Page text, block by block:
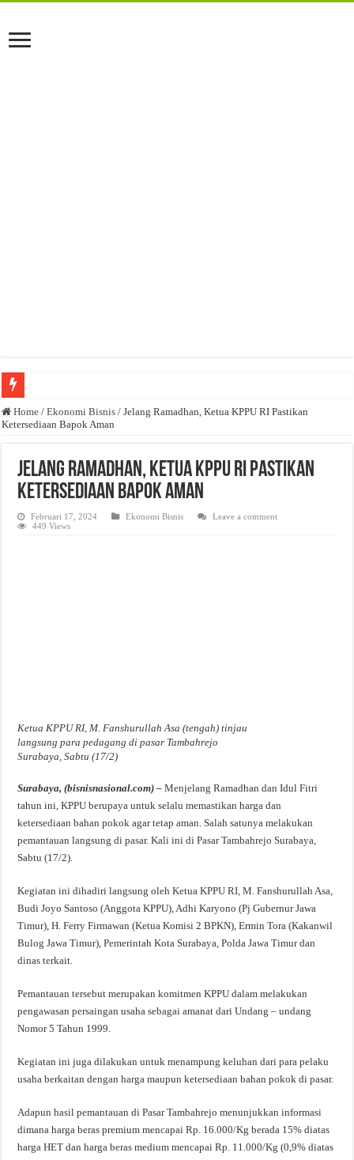
Anda butuh promosi usaha? Kontak ke Email redaksi@bisnisnasional.com
Dibutuhkan Marketing. Lamaran di-email ke redaksi@bisnisnasional.com
Home / Ekonomi Bisnis / Jelang Ramadhan, Ketua KPPU RI Pastikan
Ketersediaan Bapok Aman
Jelang Ramadhan, Ketua KPPU RI Pastikan
Ketersediaan Bapok Aman
Februari 17, 2024 Ekonomi Bisnis
Leave a comment
449 Views
Ketua KPPU RI, M. Fanshurullah Asa (tengah) tinjau
langsung para pedagang di pasar Tambahrejo
Surabaya, Sabtu (17/2)
Surabaya, (bisnisnasional.com) – Menjelang Ramadhan dan Idul Fitri
tahun ini, KPPU berupaya untuk selalu memastikan harga dan
ketersediaan bahan pokok agar tetap aman. Salah satunya melakukan
pemantauan langsung di pasar. Kali ini di Pasar Tambahrejo Surabaya,
Sabtu (17/2).
Kegiatan ini dihadiri langsung oleh Ketua KPPU RI, M. Fanshurullah Asa,
Budi Joyo Santoso (Anggota KPPU), Adhi Karyono (Pj Gubernur Jawa
Timur), H. Ferry Firmawan (Ketua Komisi 2 BPKN), Ermin Tora (Kakanwil
Bulog Jawa Timur), Pemerintah Kota Surabaya, Polda Jawa Timur dan
dinas terkait.
Pemantauan tersebut merupakan komitmen KPPU dalam melakukan
pengawasan persaingan usaha sebagai amanat dari Undang – undang
Nomor 5 Tahun 1999.
Kegiatan ini juga dilakukan untuk menampung keluhan dari para pelaku
usaha berkaitan dengan harga maupun ketersediaan bahan pokok di pasar.
Adapun hasil pemantauan di Pasar Tambahrejo menunjukkan informasi
dimana harga beras premium mencapai Rp. 16.000/Kg berada 15% diatas
harga HET dan harga beras medium mencapai Rp. 11.000/Kg (0,9% diatas